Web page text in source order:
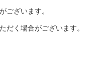
ございます。
く場合がございます。